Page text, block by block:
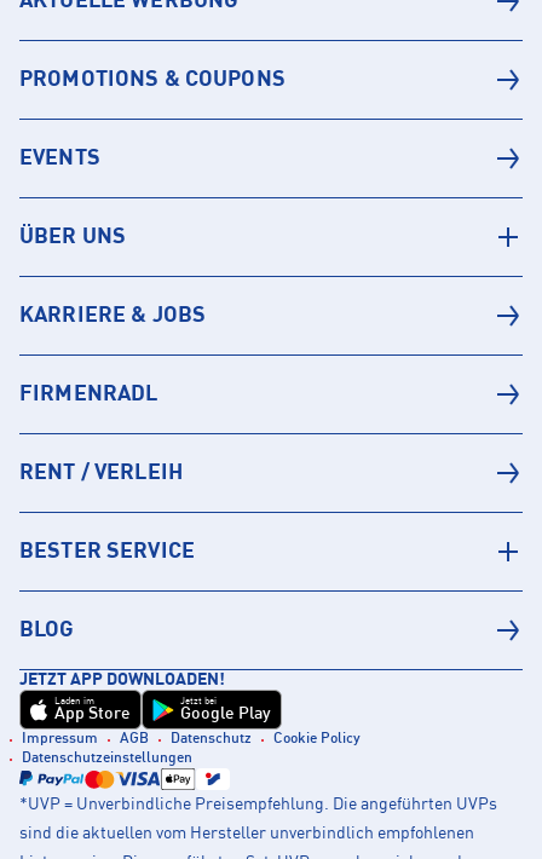
PROMOTIONS & COUPONS
EVENTS
ÜBER UNS
KARRIERE & JOBS
FIRMENRADL
RENT / VERLEIH
BESTER SERVICE
BLOG
JETZT APP DOWNLOADEN!
Laden im
App Store
Jetzt bei
Google Play
Impressum AGB Datenschutz
Cookie Policy
Datenschutzeinstellungen
*UVP = Unverbindliche Preisempfehlung. Die angeführten UVPs
sind die aktuellen vom Hersteller unverbindlich empfohlenen